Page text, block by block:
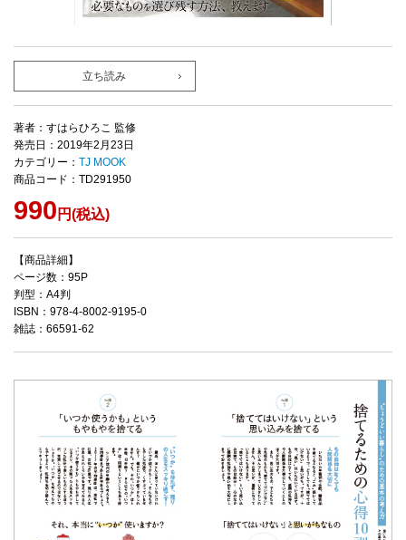
立ち読み
著者：すはらひろこ 監修
発売日：2019年2月23日
カテゴリー： TJ MOOK
商品コード：TD291950
990 円(税込)
【商品詳細】
ページ数：95P
判型：A4判
ISBN：978-4-8002-9195-0
雑誌：66591-62